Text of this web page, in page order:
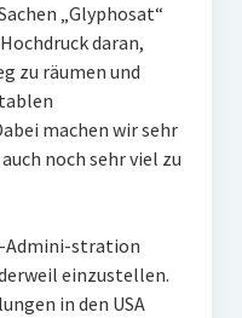
„Glyphosat“
daran,
zu räumen und
machen wir sehr
noch sehr viel zu
Admini-stration
einzustellen.
in den USA